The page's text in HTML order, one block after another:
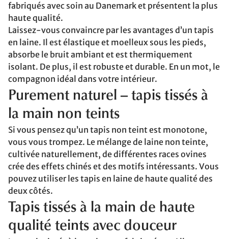
fabriqués avec soin au Danemark et présentent la plus
haute qualité.
Laissez-vous convaincre par les avantages d’un tapis
en laine. Il est élastique et moelleux sous les pieds,
absorbe le bruit ambiant et est thermiquement
isolant. De plus, il est robuste et durable. En un mot, le
compagnon idéal dans votre intérieur.
Purement naturel – tapis tissés à
la main non teints
Si vous pensez qu’un tapis non teint est monotone,
vous vous trompez. Le mélange de laine non teinte,
cultivée naturellement, de différentes races ovines
crée des effets chinés et des motifs intéressants. Vous
pouvez utiliser les tapis en laine de haute qualité des
deux côtés.
Tapis tissés à la main de haute
qualité teints avec douceur